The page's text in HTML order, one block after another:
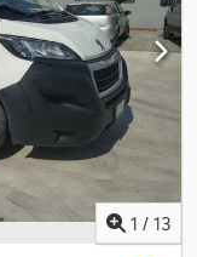
كهربائية, نظام التحكم في الجر, نظام الفرامل المانعة للانغلاق (ABS)
1 / 13